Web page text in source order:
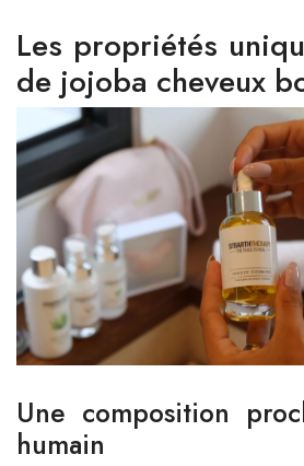
Les propriétés
de jojoba cheveux
Une composition
humain